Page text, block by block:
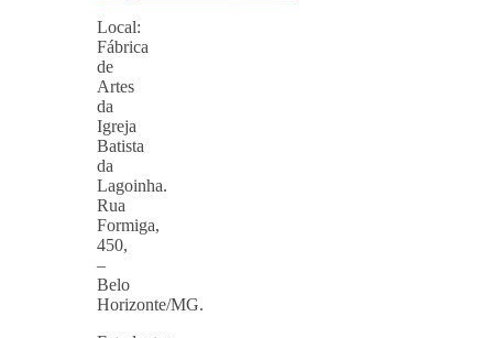
Local:
Fábrica
de
Artes
da
Igreja
Batista
da
Lagoinha.
Rua
Formiga,
450,
–
Belo
Horizonte/MG.